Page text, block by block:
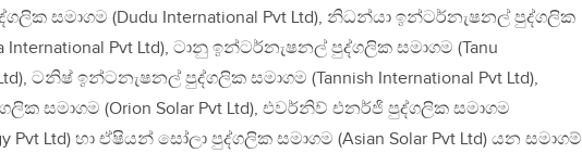
සමාගම (Dudu International Pvt Ltd), නිධන්යා ඉන්ටර්නැෂනල් පුද්ගලික
International Pvt Ltd), ටානු ඉන්ටර්නැෂනල් පුද්ගලික සමාගම (Tanu
Ltd), ටනිෂ් ඉන්ටනැෂනල් පුද්ගලික සමාගම (Tannish International Pvt Ltd),
සමාගම (Orion Solar Pvt Ltd), එවර්නිව් එනර්ජි පුද්ගලික සමාගම
Pvt Ltd) හා ඒෂියන් සෝලා පුද්ගලික සමාගම (Asian Solar Pvt Ltd) යන සමාගම්